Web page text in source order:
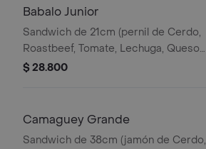
Babalo Junior
Sandwich de 21cm (pernil de Cerdo,
Roastbeef, Tomate, Lechuga, Queso
Mozzarella, Salsa BBQ y Salsa de Ajo).
$ 28.800
Camaguey Grande
Sandwich de 38cm (jamón de Cerdo,